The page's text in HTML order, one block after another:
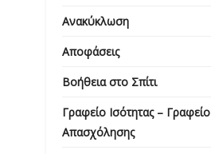
Ανακύκλωση
Αποφάσεις
Βοήθεια στο Σπίτι
Γραφείο Ισότητας – Γραφείο
Απασχόλησης